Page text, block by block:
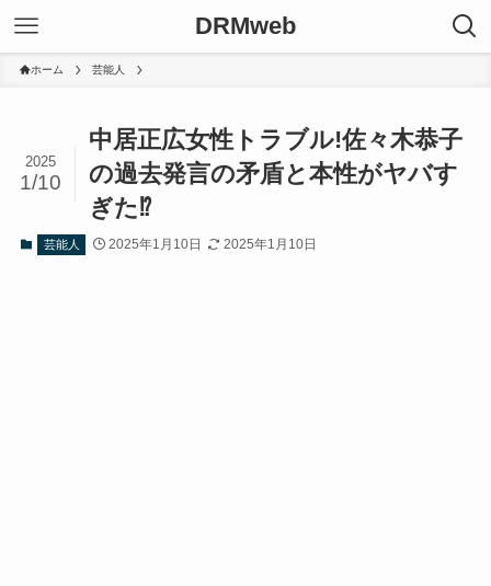
DRMweb
ホーム 芸能人
中居正広女性トラブル!佐々木恭子
の過去発言の矛盾と本性がヤバす
ぎた⁉
2025
1/10
芸能人 2025年1月10日 2025年1月10日